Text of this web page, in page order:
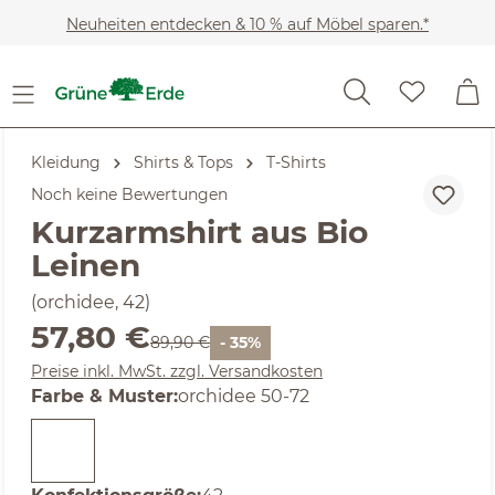
Zum Hauptinhalt springen
Neuheiten entdecken & 10 % auf Möbel sparen.*
Kleidung Shirts & Tops
T-Shirts
Noch keine Bewertungen
Kurzarmshirt aus Bio
Leinen
(orchidee, 42)
Verkaufspreis:
57,80 €Regulärer Preis:
89,90 € - 35%
Preise inkl. MwSt. zzgl. Versandkosten
Farbe & Musterauswählen
:orchidee 50-72